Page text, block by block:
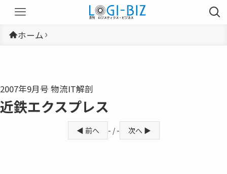
ホーム
2007年9月号 物流IT解剖
近鉄エクスプレス
◀ 前へ - / - 次へ ▶